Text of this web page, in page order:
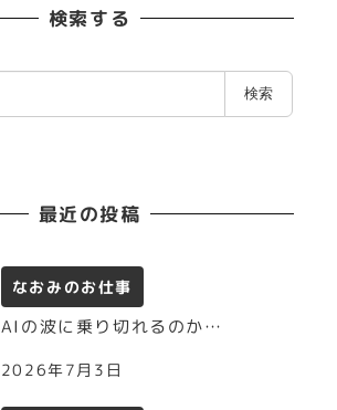
検索する
検索
最近の投稿
なおみのお仕事
AIの波に乗り切れるのか…
2026年7月3日